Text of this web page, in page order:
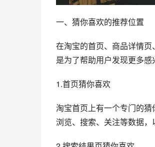
一、猜你喜欢的推荐位置
在淘宝的首页、商品详情
是为了帮助用户发现更多
1.首页猜你喜欢
淘宝首页上有一个专门的
浏览、搜索、关注等数据，